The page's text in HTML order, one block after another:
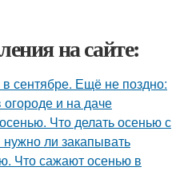
на сайте:
сентябре. Ещё не поздно:
огороде и на даче
Что делать осенью с
нужно ли закапывать
Что сажают осенью в